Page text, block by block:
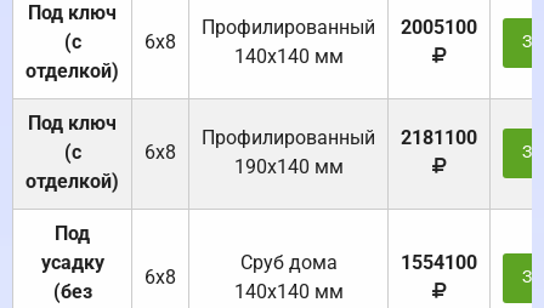
Под ключ
(с
отделкой)
6х8
Профилированный
140х140 мм
2005100
Под ключ
(с
отделкой)
6х8
Профилированный
190х140 мм
2181100
Под
усадку
(без
6х8
Cруб дома
140х140 мм
1554100